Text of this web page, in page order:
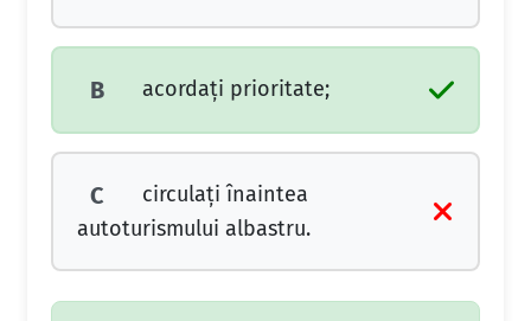
B acordaţi prioritate;
C
circulaţi înaintea
autoturismului albastru.